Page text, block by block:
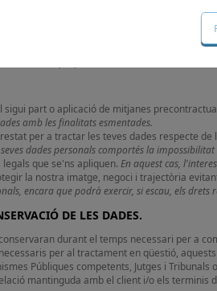
per a tractar les teves dades amb les
amb les finalitats esmentades.
que se'ns apliquen.
En aquest cas,
la nostra imatge, negoci i trajectòria
encara que podrà exercir, si escau, els drets
sigui part o aplicació de mitjanes
amb les finalitats esmentades.
per a tractar les teves dades respecte
dades personals comportés la
que se'ns apliquen. En aquest cas,
la nostra imatge, negoci i trajectòria
encara que podrà exercir, si escau, els
DE LES DADES.
durant el temps necessari per a
per al tractament en qüestió,
Públiques competents, Jutges i
mantinguda amb el client i/o els terminis